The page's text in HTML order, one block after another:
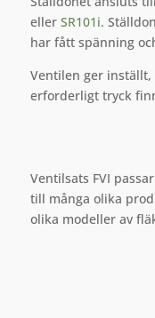
eller SR101i.
har fått spänning
Ventilen ger
erforderligt tryck
Ventilsats FVI
till många olika
olika modeller av